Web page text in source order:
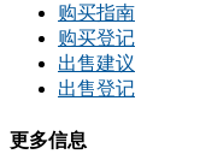
购买指南
购买登记
出售建议
出售登记
更多信息